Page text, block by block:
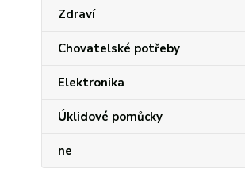
Zdraví
Chovatelské potřeby
Elektronika
Úklidové pomůcky
ne